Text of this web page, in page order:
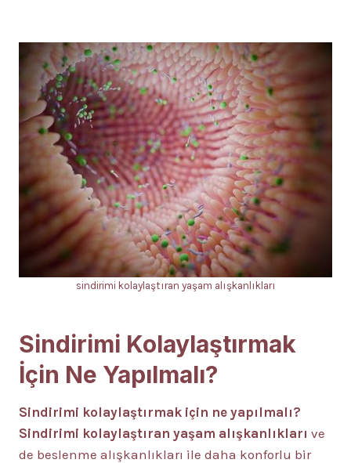
sindirimi kolaylaştıran yaşam alışkanlıkları
Sindirimi Kolaylaştırmak
İçin Ne Yapılmalı?
Sindirimi kolaylaştırmak için ne yapılmalı?
Sindirimi kolaylaştıran yaşam alışkanlıkları ve
de beslenme alışkanlıkları ile daha konforlu bir